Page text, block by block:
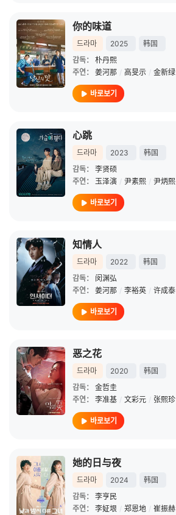
你的味道
드라마 2025
韩国
감독：
朴丹熙
주연：
姜河那 / 高旻示 / 金新绿
바로보기
心跳
드라마 2023
韩国
감독：
李贤硕
주연：
玉泽演 / 尹素熙 / 尹炳熙
바로보기
知情人
드라마 2022
韩国
감독：
闵渊弘
주연：
姜河那 / 李裕英 / 许成泰
바로보기
恶之花
드라마 2020
韩国
감독：
金哲圭
주연：
李准基 / 文彩元 / 张熙珍
바로보기
她的日与夜
드라마 2024
韩国
감독：
李亨民
주연：
李姃垠 / 郑恩地 / 崔振赫